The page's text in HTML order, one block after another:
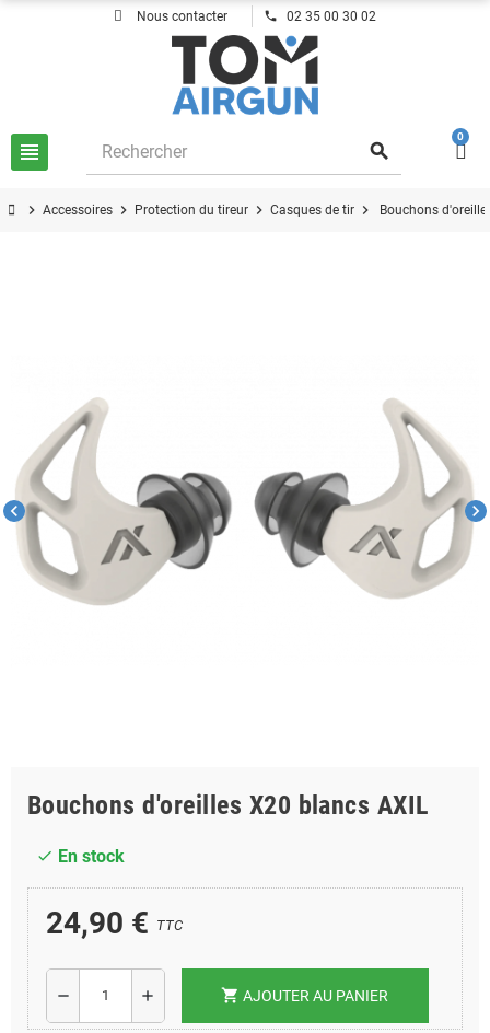
Nous contacter phone 02 35 00 30 02
view_headline search
0
chevron_right Accessoires chevron_right Protection du tireur chevron_right Casques de tir chevron_right Bouchons
chevron_left chevron_right
Bouchons d'oreilles X20 blancs AXIL
check En stock
24,90 € TTC
remove add shopping_cart AJOUTER AU PANIER